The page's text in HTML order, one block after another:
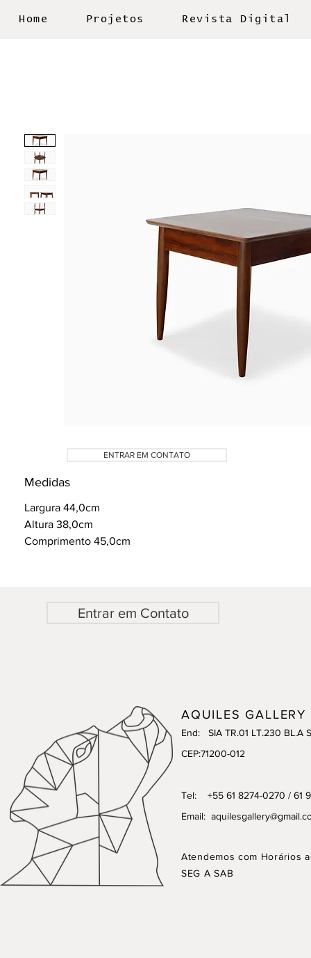
Home Projetos Revista Digital
Medidas
Largura 44,0cm
Altura 38,0cm
Comprimento 45,0cm
ENTRAR EM CONTATO
Entrar em Contato
AQUILES GALLERY
End: SIA TR.01 LT.230 BL.A
CEP:71200-012
Tel: +55 61 8274-0270 / 61
Email:
Atendemos com Horários
SEG A SAB